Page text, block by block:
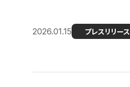
2026.01.15 プレスリリース